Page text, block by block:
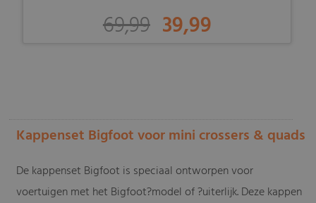
69,99 39,99
Kappenset Bigfoot voor mini crossers & quads
De kappenset Bigfoot is speciaal ontworpen voor
voertuigen met het Bigfoot?model of ?uiterlijk. Deze kappen